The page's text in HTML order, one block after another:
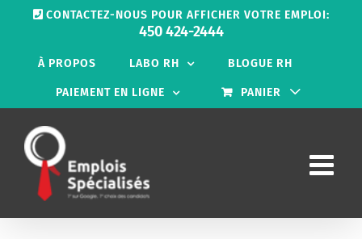
Passer
CONTACTEZ-NOUS POUR AFFICHER VOTRE EMPLOI:
450 424-2444
À PROPOS LABO RH BLOGUE RH
PAIEMENT EN LIGNE PANIER